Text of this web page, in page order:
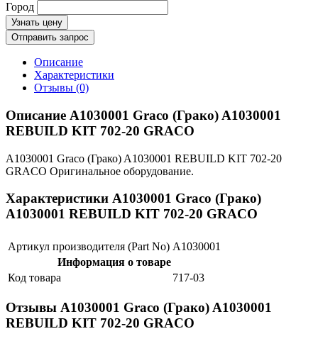
Город
Узнать цену
Отправить запрос
Описание
Характеристики
Отзывы (0)
Описание A1030001 Graco (Грако) A1030001
REBUILD KIT 702-20 GRACO
A1030001 Graco (Грако) A1030001 REBUILD KIT 702-20
GRACO Оригинальное оборудование.
Характеристики A1030001 Graco (Грако)
A1030001 REBUILD KIT 702-20 GRACO
Артикул производителя (Part No) A1030001
Информация о товаре
Код товара
717-03
Отзывы A1030001 Graco (Грако) A1030001
REBUILD KIT 702-20 GRACO